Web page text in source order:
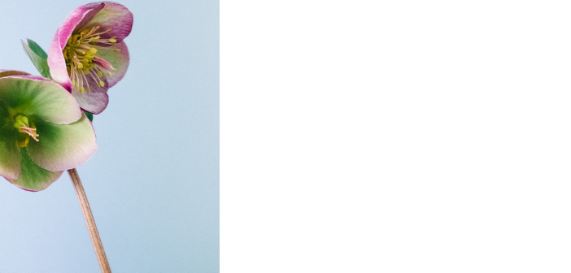
ービスですか？
サービスではありません。好きな時
ます。
ますか？
配送には対応しておりません。ご了
か？
送しているため、お届け日の指定は
、発送後にクロネコヤマトのアプリ
ャンセル可能です。